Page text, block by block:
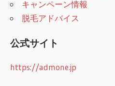
キャンペーン情報
脱毛アドバイス
公式サイト
https://admone.jp